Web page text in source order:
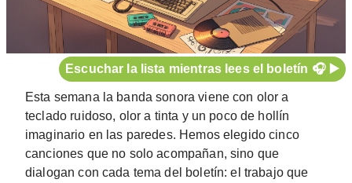
Escuchar la lista mientras lees el boletín 🎧 ▶️
Esta semana la banda sonora viene con olor a
teclado ruidoso, olor a tinta y un poco de hollín
imaginario en las paredes. Hemos elegido cinco
canciones que no solo acompañan, sino que
dialogan con cada tema del boletín: el trabajo que